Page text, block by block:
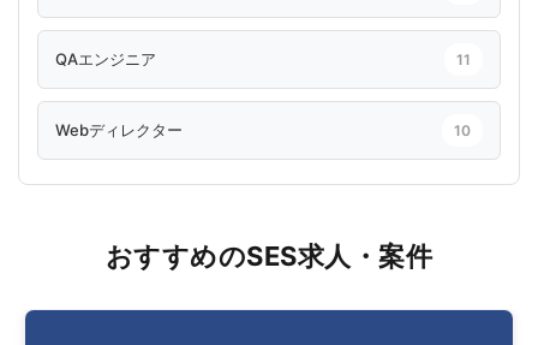
QAエンジニア 11
Webディレクター 10
おすすめのSES求人・案件